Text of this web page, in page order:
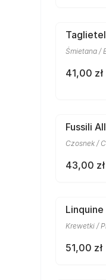
Śmietana /
41,00 zł
Fussili
Czosnek /
43,00 zł
Krewetki /
51,00 zł